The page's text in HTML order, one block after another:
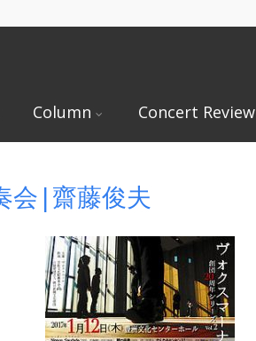
Column Concert Review
会|齋藤俊夫